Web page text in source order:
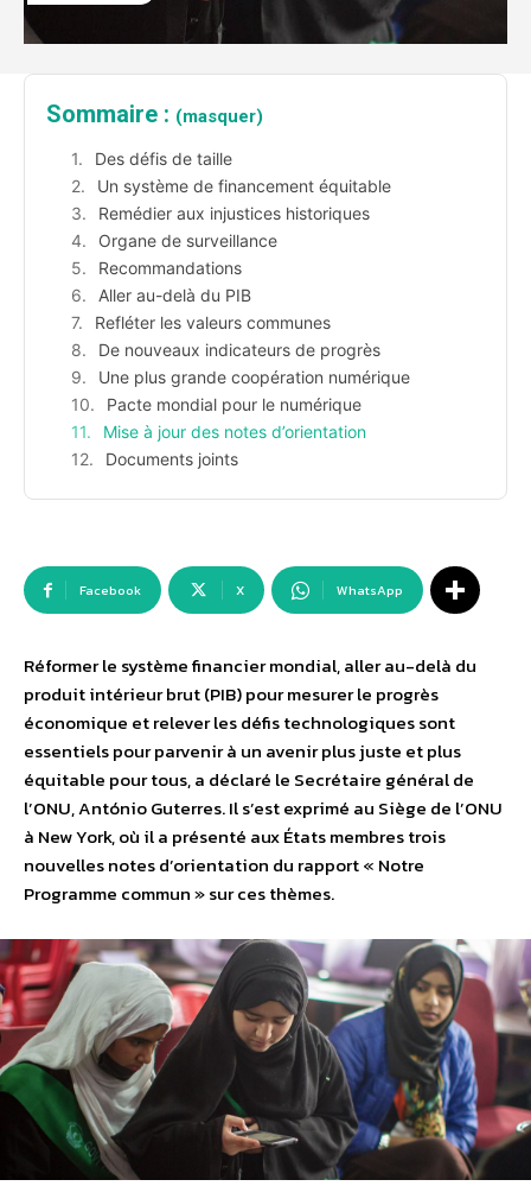
Sommaire : (masquer)
Des défis de taille
Un système de financement équitable
Remédier aux injustices historiques
Organe de surveillance
Recommandations
Aller au-delà du PIB
Refléter les valeurs communes
De nouveaux indicateurs de progrès
Une plus grande coopération numérique
Pacte mondial pour le numérique
Mise à jour des notes d’orientation
Documents joints
Facebook X WhatsApp
Réformer le système financier mondial, aller au-delà du
produit intérieur brut (PIB) pour mesurer le progrès
économique et relever les défis technologiques sont
essentiels pour parvenir à un avenir plus juste et plus
équitable pour tous, a déclaré le Secrétaire général de
l’ONU, António Guterres. Il s’est exprimé au Siège de l’ONU
à New York, où il a présenté aux États membres trois
nouvelles notes d’orientation du rapport « Notre
Programme commun » sur ces thèmes.